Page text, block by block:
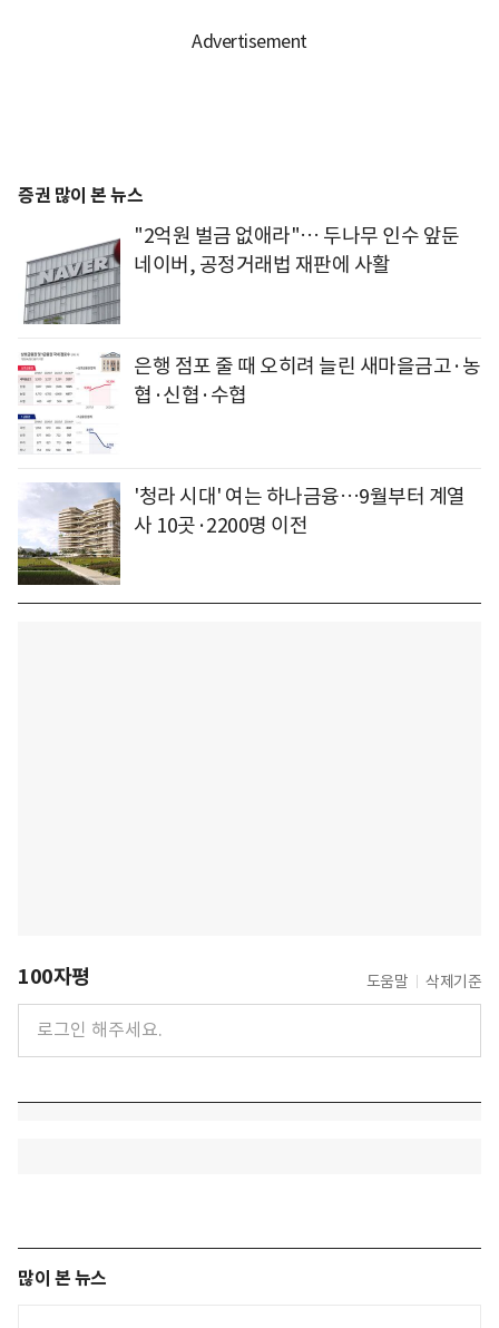
증권 많이 본 뉴스
"2억원 벌금 없애라"… 두나무 인수 앞둔
네이버, 공정거래법 재판에 사활
은행 점포 줄 때 오히려 늘린 새마을금고·농
협·신협·수협
'청라 시대' 여는 하나금융…9월부터 계열
사 10곳·2200명 이전
100자평 도움말 삭제기준
많이 본 뉴스